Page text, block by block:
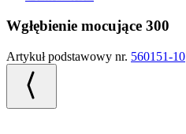
Wgłębienie mocujące 300
Artykuł podstawowy nr. 560151-10